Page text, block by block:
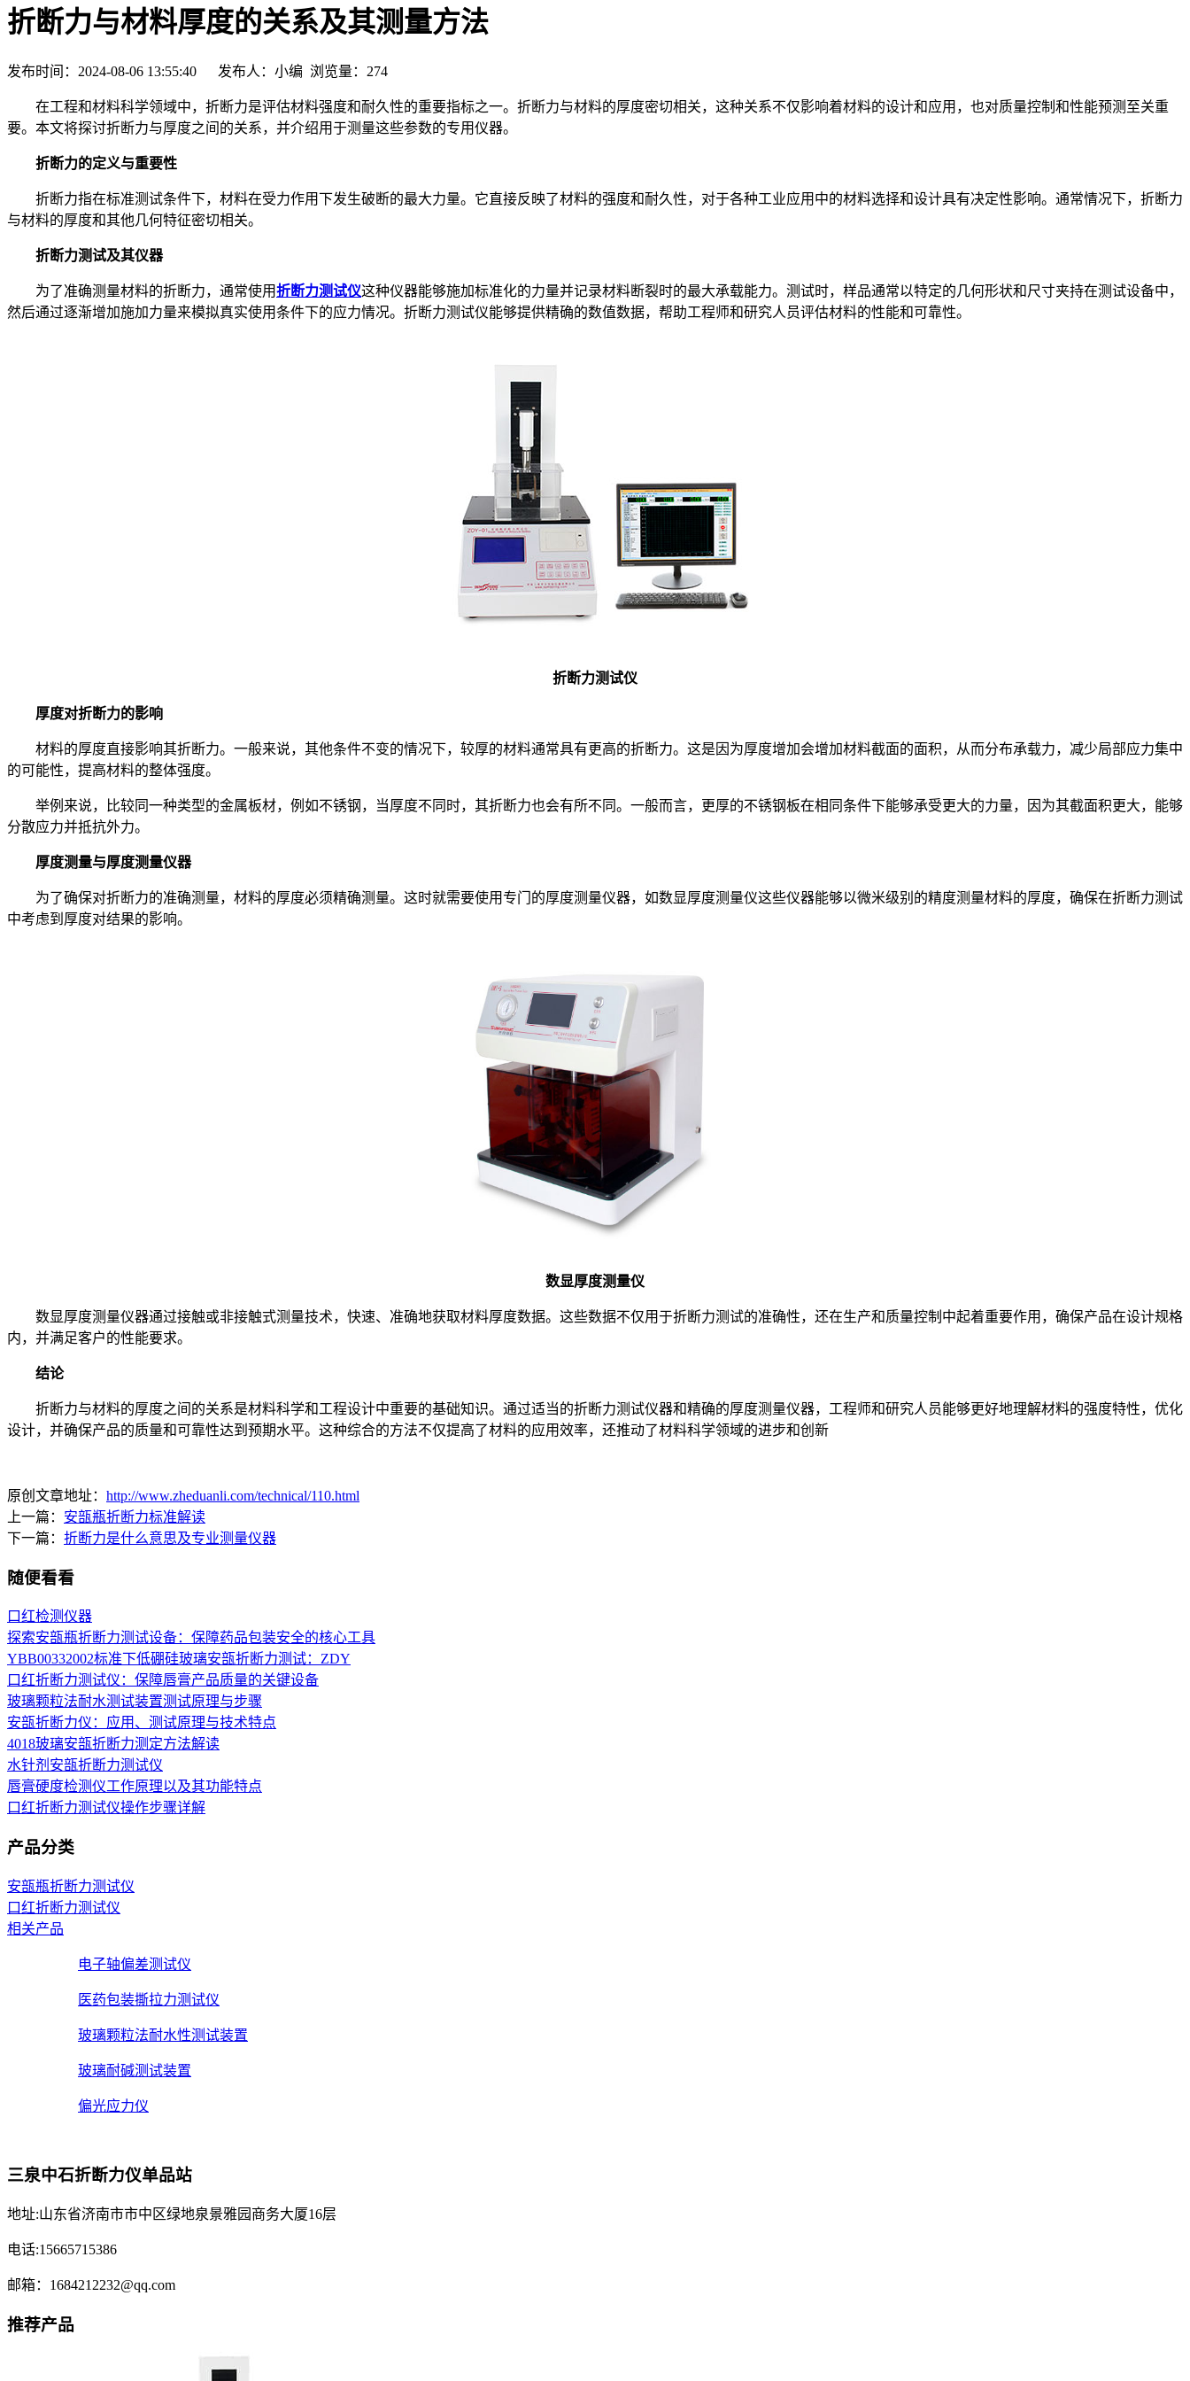
折断力与材料厚度的关系及其测量方法
发布时间：2024-08-06 13:55:40 发布人：小编 浏览量： 274
在工程和材料科学领域中，折断力是评估材料强度和耐久性的重要指标之一。折断力与材料的厚度密切相关，这种关系不仅影响着材料的设计和应用，也对质量控制和性能预测至关重
要。本文将探讨折断力与厚度之间的关系，并介绍用于测量这些参数的专用仪器。
折断力的定义与重要性
折断力指在标准测试条件下，材料在受力作用下发生破断的最大力量。它直接反映了材料的强度和耐久性，对于各种工业应用中的材料选择和设计具有决定性影响。通常情况下，折断力
与材料的厚度和其他几何特征密切相关。
折断力测试及其仪器
为了准确测量材料的折断力，通常使用折断力测试仪这种仪器能够施加标准化的力量并记录材料断裂时的最大承载能力。测试时，样品通常以特定的几何形状和尺寸夹持在测试设备中，
然后通过逐渐增加施加力量来模拟真实使用条件下的应力情况。折断力测试仪能够提供精确的数值数据，帮助工程师和研究人员评估材料的性能和可靠性。
折断力测试仪
厚度对折断力的影响
材料的厚度直接影响其折断力。一般来说，其他条件不变的情况下，较厚的材料通常具有更高的折断力。这是因为厚度增加会增加材料截面的面积，从而分布承载力，减少局部应力集中
的可能性，提高材料的整体强度。
举例来说，比较同一种类型的金属板材，例如不锈钢，当厚度不同时，其折断力也会有所不同。一般而言，更厚的不锈钢板在相同条件下能够承受更大的力量，因为其截面积更大，能够
分散应力并抵抗外力。
厚度测量与厚度测量仪器
为了确保对折断力的准确测量，材料的厚度必须精确测量。这时就需要使用专门的厚度测量仪器，如数显厚度测量仪这些仪器能够以微米级别的精度测量材料的厚度，确保在折断力测试
中考虑到厚度对结果的影响。
数显厚度测量仪
数显厚度测量仪器通过接触或非接触式测量技术，快速、准确地获取材料厚度数据。这些数据不仅用于折断力测试的准确性，还在生产和质量控制中起着重要作用，确保产品在设计规格
内，并满足客户的性能要求。
结论
折断力与材料的厚度之间的关系是材料科学和工程设计中重要的基础知识。通过适当的折断力测试仪器和精确的厚度测量仪器，工程师和研究人员能够更好地理解材料的强度特性，优化
设计，并确保产品的质量和可靠性达到预期水平。这种综合的方法不仅提高了材料的应用效率，还推动了材料科学领域的进步和创新
原创文章地址： http://www.zheduanli.com/technical/110.html
上一篇： 安瓿瓶折断力标准解读
下一篇： 折断力是什么意思及专业测量仪器
随便看看
口红检测仪器
探索安瓿瓶折断力测试设备：保障药品包装安全的核心工具
YBB00332002标准下低硼硅玻璃安瓿折断力测试：ZDY
口红折断力测试仪：保障唇膏产品质量的关键设备
玻璃颗粒法耐水测试装置测试原理与步骤
安瓿折断力仪：应用、测试原理与技术特点
4018玻璃安瓿折断力测定方法解读
水针剂安瓿折断力测试仪
唇膏硬度检测仪工作原理以及其功能特点
口红折断力测试仪操作步骤详解
产品分类
安瓿瓶折断力测试仪
口红折断力测试仪
相关产品
电子轴偏差测试仪
医药包装撕拉力测试仪
玻璃颗粒法耐水性测试装置
玻璃耐碱测试装置
偏光应力仪
三泉中石折断力仪单品站
地址:山东省济南市市中区绿地泉景雅园商务大厦16层
电话:15665715386
邮箱：1684212232@qq.com
推荐产品